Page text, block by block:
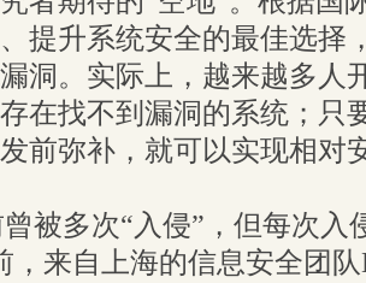
提升系统安全的最佳选择
洞。实际上，越来越多人
在找不到漏洞的系统；只
前弥补，就可以实现相对
被多次“入侵”，但每次入
，来自上海的信息安全团队